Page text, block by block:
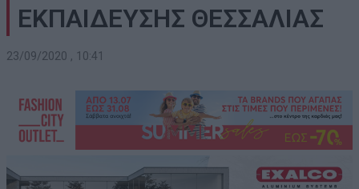
ΕΚΠΑΙΔΕΥΣΗΣ ΘΕΣΣΑΛΙΑΣ
23/09/2020 , 10:41